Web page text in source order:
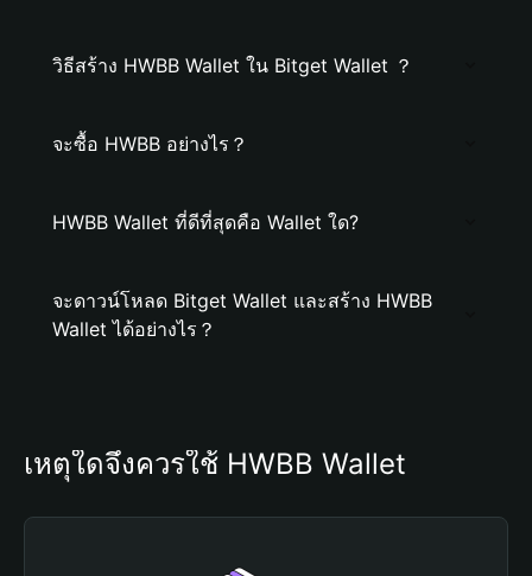
วิธีสร้าง HWBB Wallet ใน Bitget Wallet ？
จะซื้อ HWBB อย่างไร？
HWBB Wallet ที่ดีที่สุดคือ Wallet ใด?
จะดาวน์โหลด Bitget Wallet และสร้าง HWBB
Wallet ได้อย่างไร？
เหตุใดจึงควรใช้ HWBB Wallet